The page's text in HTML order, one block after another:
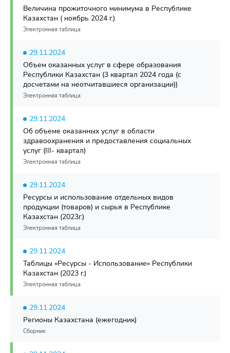
Величина прожиточного минимума в Республике
Казахстан ( ноябрь 2024 г.)
Электронная таблица
29.11.2024
Объем оказанных услуг в сфере образования
Республики Казахстан (3 квартал 2024 года (с
досчетами на неотчитавшиеся организации))
Электронная таблица
29.11.2024
Об объеме оказанных услуг в области
здравоохранения и предоставления социальных
услуг (III- квартал)
Электронная таблица
29.11.2024
Ресурсы и использование отдельных видов
продукции (товаров) и сырья в Республике
Казахстан (2023г.)
Электронная таблица
29.11.2024
Таблицы «Ресурсы - Использование» Республики
Казахстан (2023 г.)
Электронная таблица
29.11.2024
Регионы Казахстана (ежегодник)
Сборник